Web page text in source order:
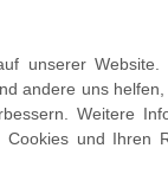
/
0.043
Kilogramm
In
unserer Website.
andere uns
Weitere
Cookies und Ihren